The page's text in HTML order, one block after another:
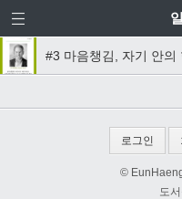
#3 마음챙김, 자기 안의
로그인
©
도